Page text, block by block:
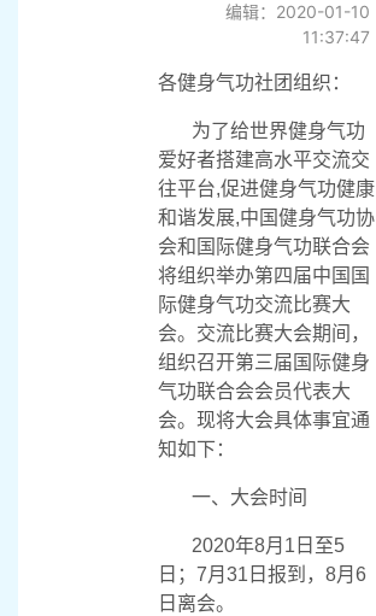
编辑：2020-01-10
11:37:47
各健身气功社团组织：
为了给世界健身气功
爱好者搭建高水平交流交
往平台,促进健身气功健康
和谐发展,中国健身气功协
会和国际健身气功联合会
将组织举办第四届中国国
际健身气功交流比赛大
会。交流比赛大会期间，
组织召开第三届国际健身
气功联合会会员代表大
会。现将大会具体事宜通
知如下：
一、大会时间
2020年8月 1 日至5
日； 7月 31 日报到， 8月 6
日离会。